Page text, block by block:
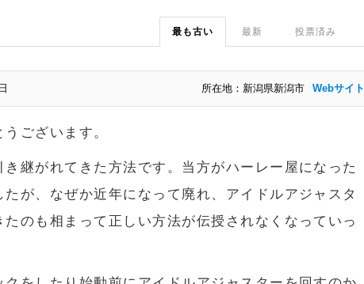
投票済み
最新
最も古い
Webサイト
所在地：新潟県新潟市
ございます。
継がれてきた方法です。当方がハーレー屋になった
が、なぜか近年になって廃れ、アイドルアジャスタ
のも相まって正しい方法が伝授されなくなっていっ